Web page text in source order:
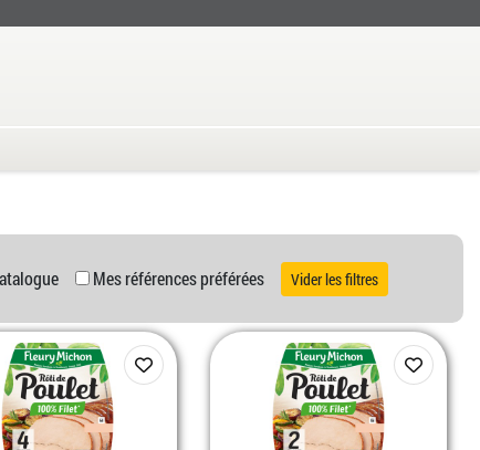
Mes références préférées Vider les filtres